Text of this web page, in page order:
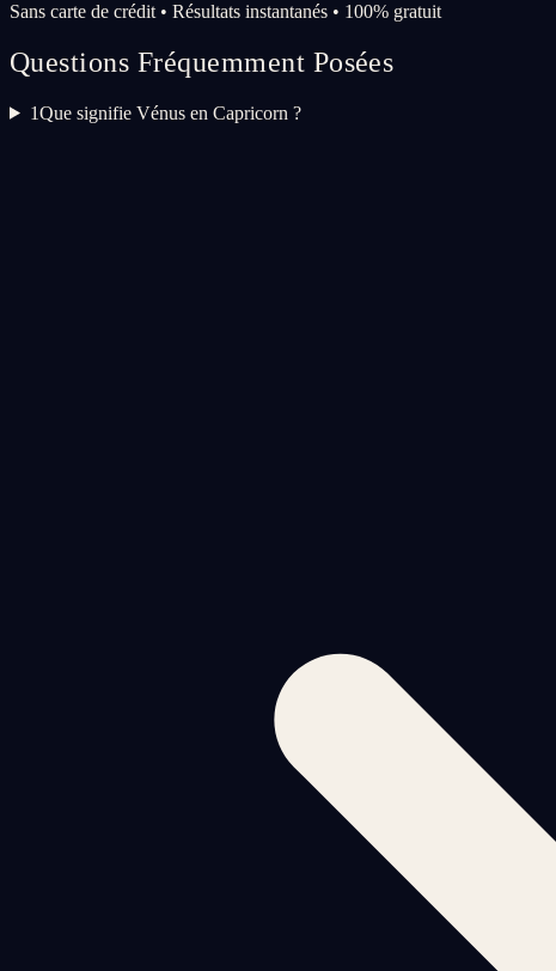
Sans carte de crédit • Résultats instantanés • 100% gratuit
Questions Fréquemment Posées
1Que signifie Vénus en Capricorn ?